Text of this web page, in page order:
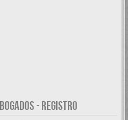
- REGISTRO